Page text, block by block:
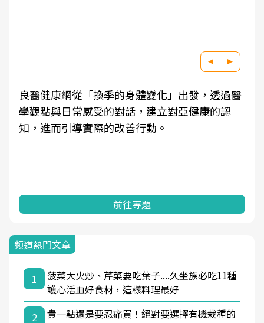
良醫健康網從「換季的身體變化」出發，透過醫
學觀點與日常感受的對話，建立對亞健康的認
知，進而引導實際的改善行動。
前往專題
頻道熱門文章
1
菠菜大火炒、芹菜要吃葉子....久坐族必吃11種
護心活血好食材，這樣料理最好
2
貴一點還是要忍痛買！絕對要選擇有機栽種的